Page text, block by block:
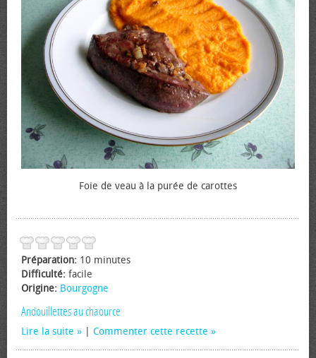
Foie de veau à la purée de carottes
Préparation: 10 minutes
Difficulté: facile
Origine: Bourgogne
Andouillettes au chaource
Lire la suite Commenter cette recette